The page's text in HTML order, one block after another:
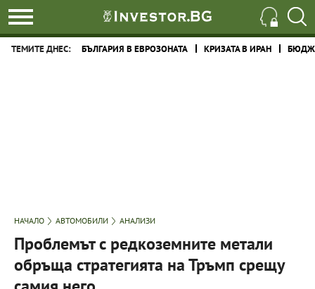
ТЕМИТЕ ДНЕС: БЪЛГАРИЯ В ЕВРОЗОНАТА КРИЗАТА В ИРАН
НАЧАЛО АВТОМОБИЛИ АНАЛИЗИ
Проблемът с редкоземните метали
обръща стратегията на Тръмп срещу